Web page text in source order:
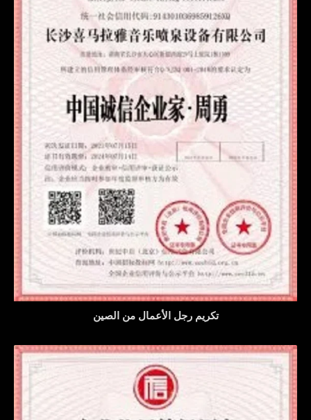
تكريم رجل الأعمال من الصين